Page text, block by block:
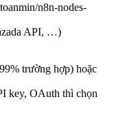
n8n-nodes-
API, …)
trường hợp) hoặc
key, OAuth thì chọn